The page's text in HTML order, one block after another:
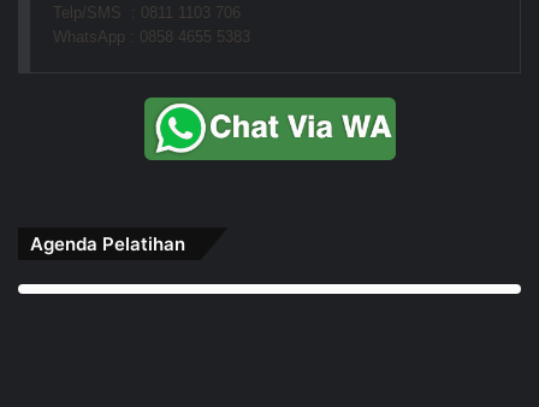
Telp/SMS  : 0811 1103 706
WhatsApp : 0858 4655 5383
Agenda Pelatihan